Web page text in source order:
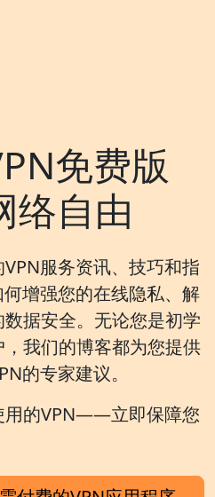
免费版
络自由
服务资讯、技巧和指
增强您的在线隐私、解
据安全。无论您是初学
我们的博客都为您提供
的专家建议。
用的VPN——立即保障您